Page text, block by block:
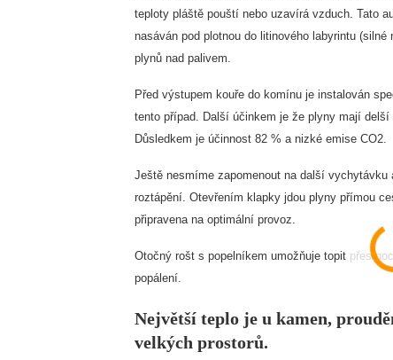
teploty pláště pouští nebo uzavírá vzduch. Tato
nasáván pod plotnou do litinového labyrintu
plynů nad palivem.
Před výstupem kouře do komínu je instalován
tento případ. Další účinkem je že plyny mají
Důsledkem je účinnost 82 % a nizké emise CO2.
Ještě nesmíme zapomenout na další
roztápění. Otevřením klapky jdou plyny přímou
připravena na optimální provoz.
Otočný rošt s popelníkem umožňuje topit přes
popálení.
Největší teplo je u kamen,
velkých prostorů.